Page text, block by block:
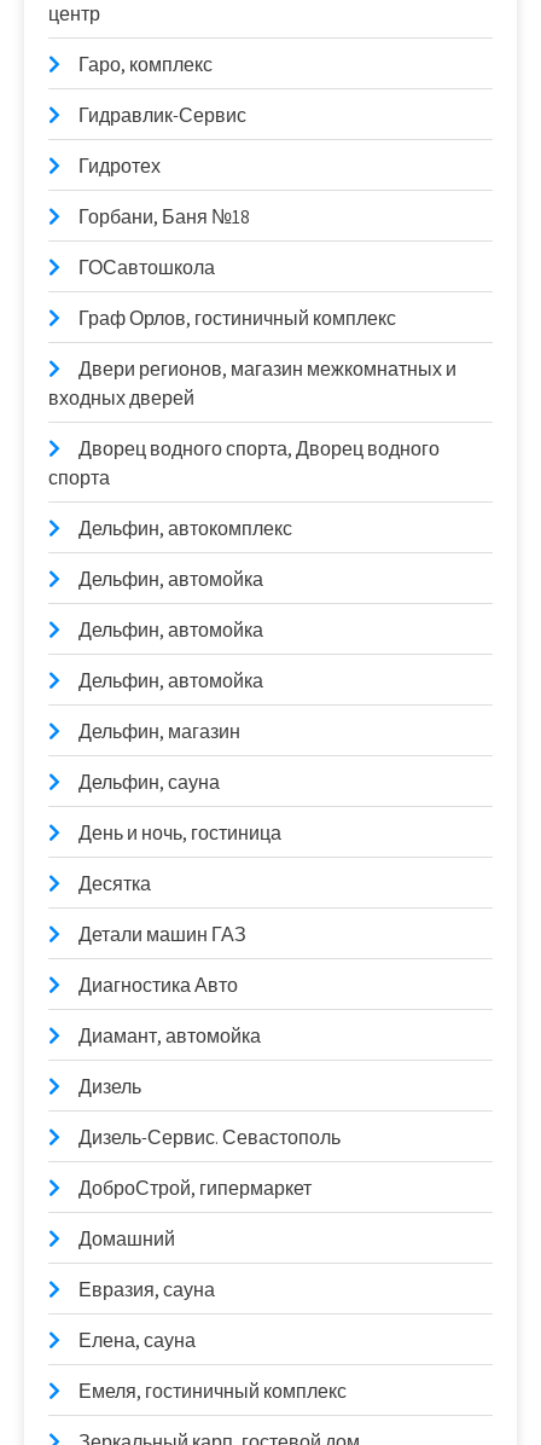
центр
Гаро, комплекс
Гидравлик-Сервис
Гидротех
Горбани, Баня №18
ГОСавтошкола
Граф Орлов, гостиничный комплекс
Двери регионов, магазин межкомнатных и
входных дверей
Дворец водного спорта, Дворец водного
спорта
Дельфин, автокомплекс
Дельфин, автомойка
Дельфин, автомойка
Дельфин, автомойка
Дельфин, магазин
Дельфин, сауна
День и ночь, гостиница
Десятка
Детали машин ГАЗ
Диагностика Авто
Диамант, автомойка
Дизель
Дизель-Сервис. Севастополь
ДоброСтрой, гипермаркет
Домашний
Евразия, сауна
Елена, сауна
Емеля, гостиничный комплекс